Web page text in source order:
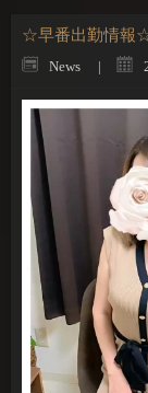
☆早番出勤情報
News